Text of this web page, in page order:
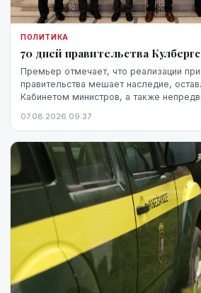
ПОЛИТИКА
70 дней правительства
Премьер отмечает, что реализации
правительства мешает наследие,
Кабинетом министров, а также
стремительного прогресса.
07.08.2026 09:37